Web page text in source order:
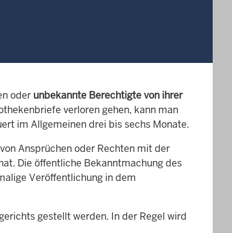
oder unbekannte Berechtigte von ihrer
verloren gehen, kann man
im Allgemeinen drei bis sechs Monate.
Ansprüchen oder Rechten mit der
Die öffentliche Bekanntmachung des
Veröffentlichung in dem
gestellt werden. In der Regel wird